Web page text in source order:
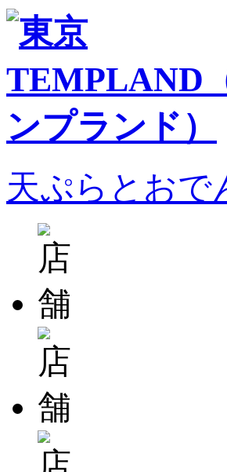
天ぷらとおで